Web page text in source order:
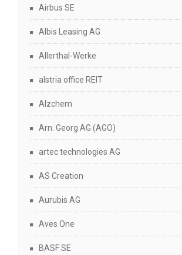
Airbus SE
Albis Leasing AG
Allerthal-Werke
alstria office REIT
Alzchem
Arn. Georg AG (AGO)
artec technologies AG
AS Creation
Aurubis AG
Aves One
BASF SE